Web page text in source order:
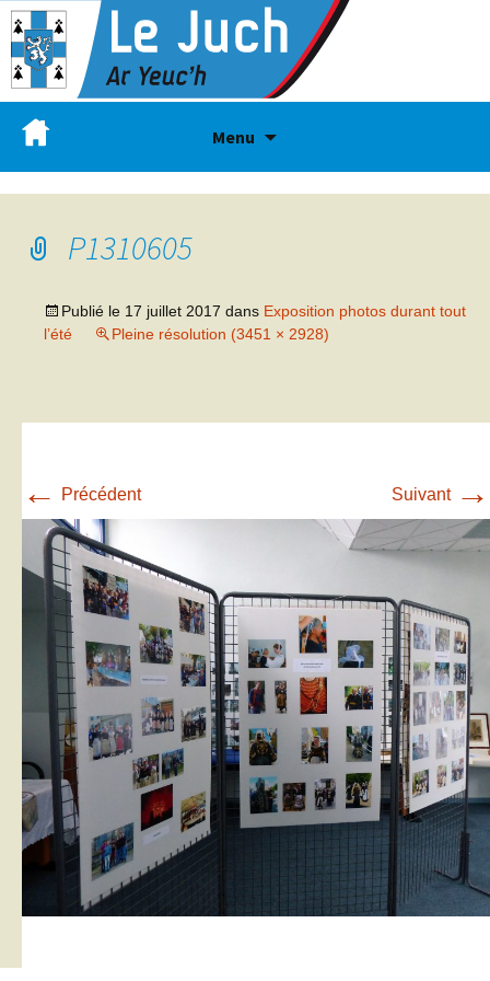
Menu
P1310605
Publié le 17 juillet 2017 dans Exposition photos durant tout
l’été
Pleine résolution (3451 × 2928)
← Précédent Suivant →